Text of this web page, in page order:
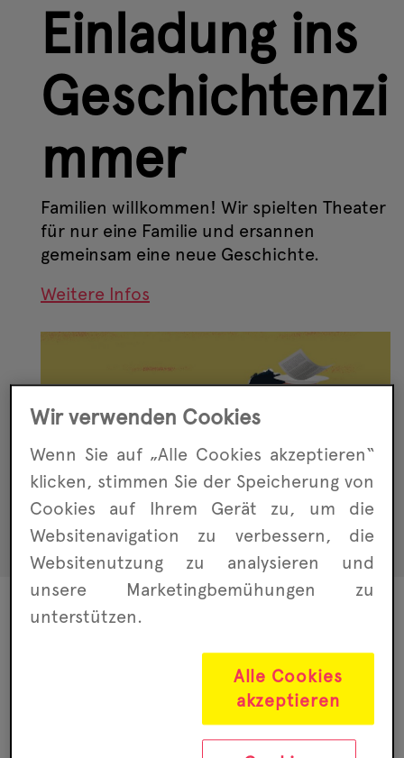
Einladung ins
Geschichtenzi
mmer
Familien willkommen! Wir spielten Theater
für nur eine Familie und ersannen
gemeinsam eine neue Geschichte.
Weitere Infos
Einladung in
Wir verwenden Cookies
Wenn Sie auf „Alle Cookies akzeptieren“
klicken, stimmen Sie der Speicherung von
Cookies auf Ihrem Gerät zu, um die
Websitenavigation zu ver­bessern, die
Website­nutzung zu analysieren und
unsere Marketing­bemühungen zu
unterstützen.
Alle Cookies
akzeptieren